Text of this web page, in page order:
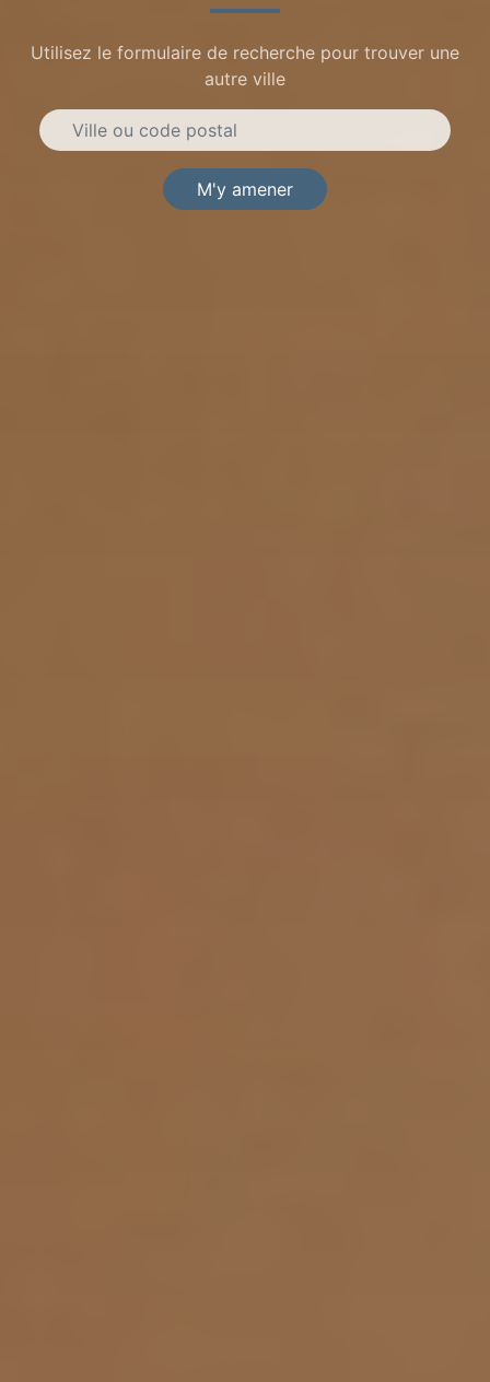
Utilisez le formulaire de recherche pour trouver une
autre ville
M'y amener